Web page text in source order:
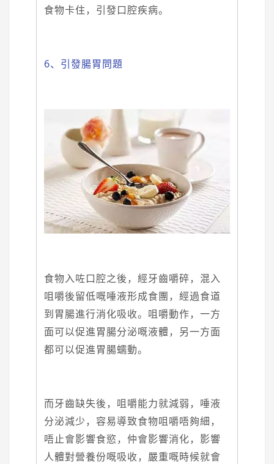
食物卡住，引發口腔疾病。
6、引發腸胃問題
食物入咗口腔之後，經牙齒嚼碎，混入
咀嚼後留低嘅唾液形成食團，經過食道
到胃腸進行消化吸收。 咀嚼動作，一方
面可以促進胃腸分泌嘅液體，另一方面
都可以促進胃腸蠕動。
而牙齒缺失後，咀嚼能力就減弱，唾液
分泌減少，容易導致食物咀嚼唔夠細，
唔止會影響食慾，仲會影響消化，影響
人體對營養份嘅吸收，嚴重嘅時候就會